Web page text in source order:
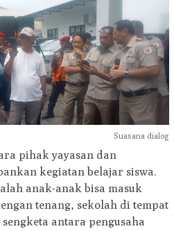
Suasana dialog
pihak yayasan dan
kegiatan belajar siswa.
anak-anak bisa masuk
tenang, sekolah di tempat
antara pengusaha